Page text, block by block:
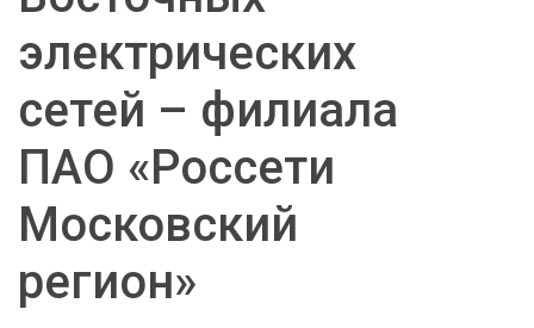
электрических
сетей – филиала
ПАО «Россети
Московский
регион»